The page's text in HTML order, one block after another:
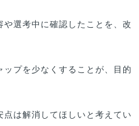
選考中に確認したことを、改
プを少なくすることが、目的
は解消してほしいと考えてい